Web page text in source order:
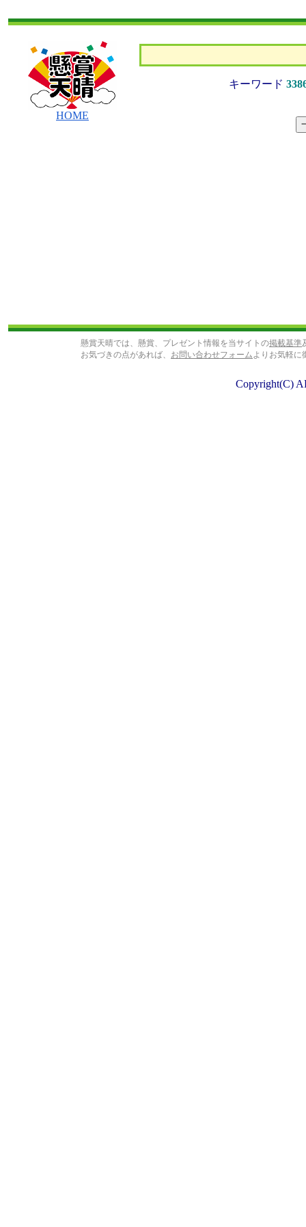
HOME
キーワード
懸賞天晴では、懸賞、プレゼント情報を当サイトの掲載基準
お気づきの点があれば、 お問い合わせフォームよりお気軽に
Copyright(C)